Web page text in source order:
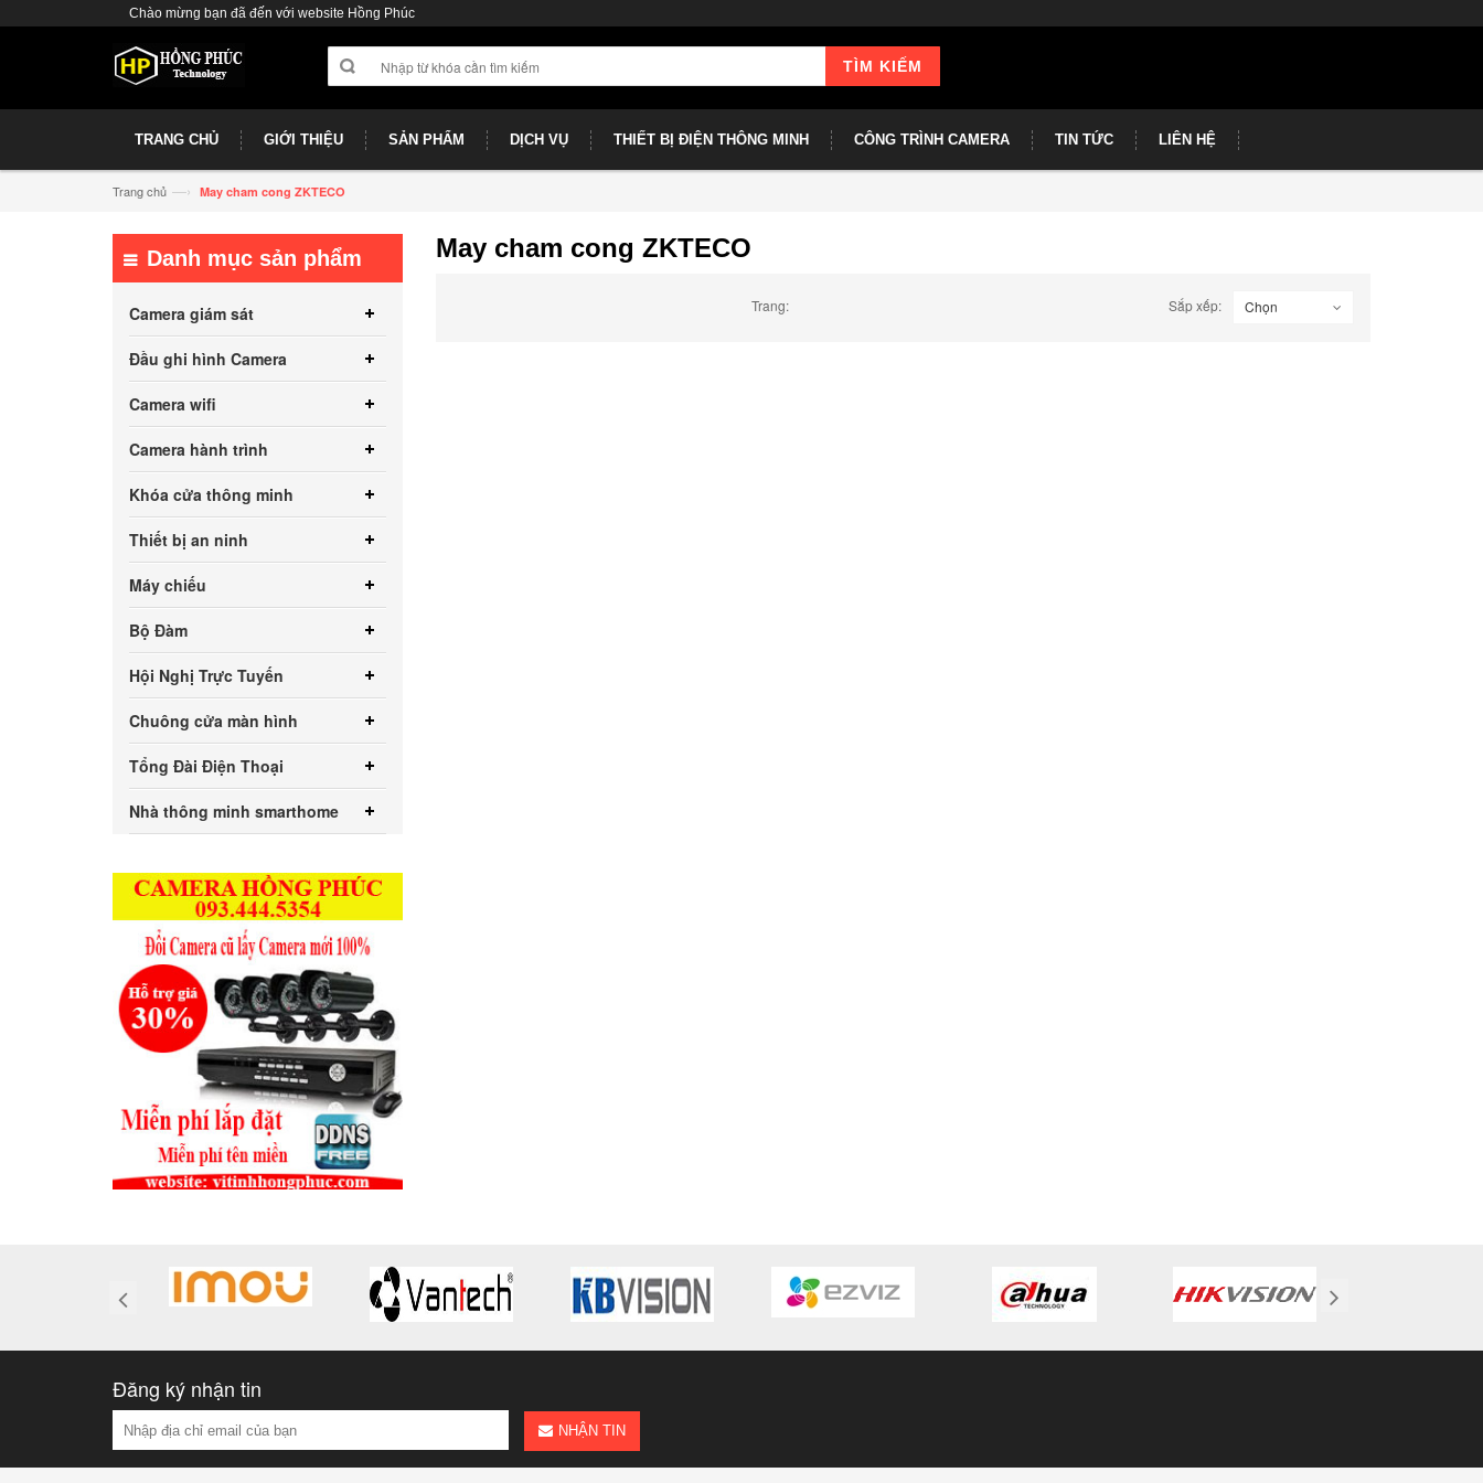
Chào mừng bạn đã đến với website Hồng Phúc
TÌM KIẾM
TRANG CHỦ GIỚI THIỆU SẢN PHẨM DỊCH VỤ THIẾT BỊ ĐIỆN THÔNG MINH CÔNG TRÌNH CAMERA TIN TỨC LIÊN HỆ
Trang chủ —› May cham cong ZKTECO
May cham cong ZKTECO
Sắp xếp: Chọn
Trang:
Danh mục sản phẩm
Camera giám sát
Đầu ghi hình Camera
Camera wifi
Camera hành trình
Khóa cửa thông minh
Thiết bị an ninh
Máy chiếu
Bộ Đàm
Hội Nghị Trực Tuyến
Chuông cửa màn hình
Tổng Đài Điện Thoại
Nhà thông minh smarthome
Đăng ký nhận tin
NHẬN TIN